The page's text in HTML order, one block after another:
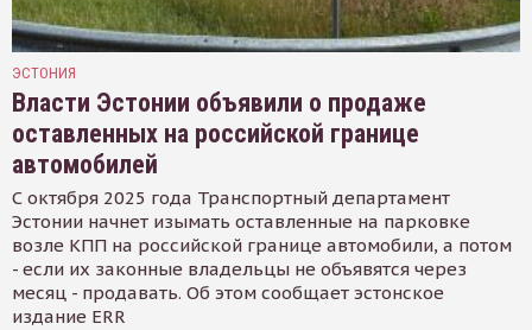
ЭСТОНИЯ
Власти Эстонии объявили о продаже
оставленных на российской границе
автомобилей
С октября 2025 года Транспортный департамент
Эстонии начнет изымать оставленные на парковке
возле КПП на российской границе автомобили, а потом
- если их законные владельцы не объявятся через
месяц - продавать. Об этом сообщает эстонское
издание ERR